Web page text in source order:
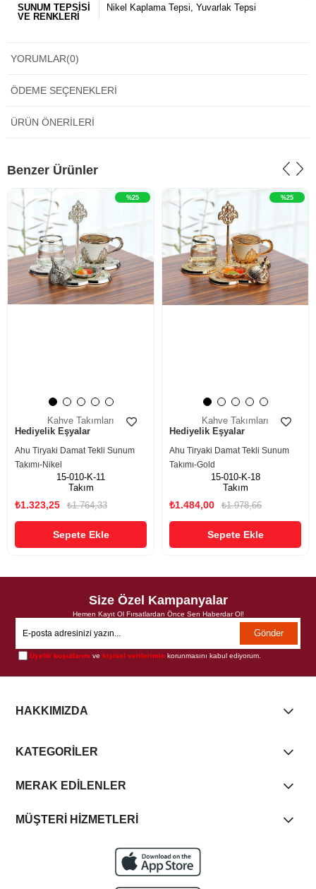
SUNUM TEPSİSİ
VE RENKLERİ
Nikel Kaplama Tepsi Yuvarlak Tepsi
YORUMLAR(0)
ÖDEME SEÇENEKLERI
ÜRÜN ÖNERILERI
Benzer Ürünler
Kahve Takımları
Hediyelik Eşyalar
Ahu Tiryaki Damat Tekli Sunum
Takımı-Nikel
15-010-K-11
Takım
₺1.323,25 ₺1.764,33
Sepete Ekle
%25
Kahve Takımları
Hediyelik Eşyalar
Ahu Tiryaki Damat Tekli Sunum
Takımı-Gold
15-010-K-18
Takım
₺1.484,00 ₺1.978,66
Sepete Ekle
%25
Size Özel Kampanyalar
Hemen Kayıt Ol Fırsatlardan Önce Sen Haberdar Ol!
Gönder
Üyelik koşullarını vekişisel verilerimin korunmasını kabul ediyorum.
HAKKIMIZDA
KATEGORİLER
MERAK EDİLENLER
MÜŞTERİ HİZMETLERİ